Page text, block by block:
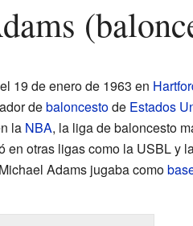
19 de enero de 1963 en
debaloncestode Estados
la NBA, la liga de baloncesto
en otras ligas como la USBL y
Adams jugaba como